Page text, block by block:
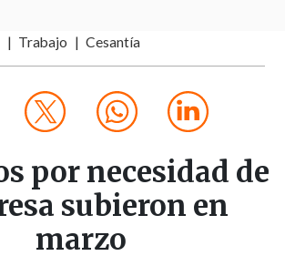
Trabajo Cesantía
por necesidad de
subieron en
marzo